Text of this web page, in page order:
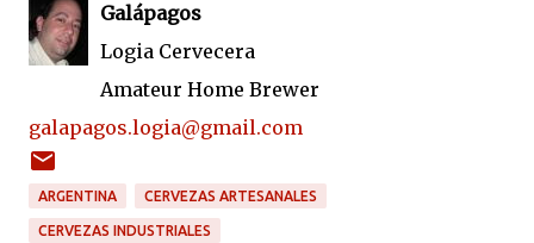
Galápagos
Logia Cervecera
Amateur Home Brewer
galapagos.logia@gmail.com
ARGENTINA CERVEZAS ARTESANALES
CERVEZAS INDUSTRIALES